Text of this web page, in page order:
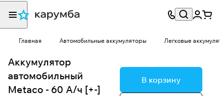
Главная Автомобильные аккумуляторы Легковые
Аккумулятор
автомобильный
Metaco - 60 А/ч [+-]
В корзину